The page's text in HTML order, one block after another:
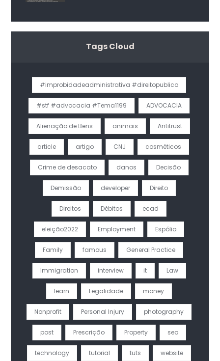
Tags Cloud
#improbidadeadministrativa #direitopublico
#stf #advocacia #Tema1199 ADVOCACIA
Alienação de Bens animais Antitrust
article artigo CNJ cosméticos
Crime de desacato danos Decisão
Demissão developer Direito
Direitos Débitos ecad
eleição2022 Employment Espólio
Family famous General Practice
Immigration interview it Law
learn Legalidade money
Nonprofit Personal Injury photography
post Prescrição Property seo
technology tutorial tuts website